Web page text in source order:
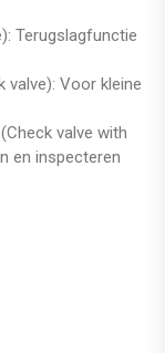
Terugslagfunctie
valve): Voor kleine
(Check valve with
en inspecteren